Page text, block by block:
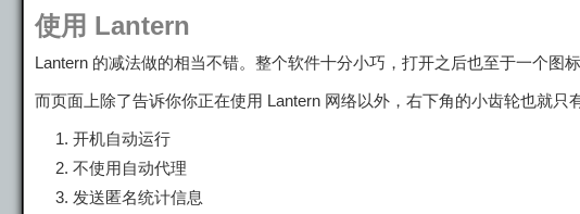
使用 Lantern
Lantern 的减法做的相当不错。整个软件十分小巧，打开之后也至于一个图
而页面上除了告诉你你正在使用 Lantern 网络以外，右下角的小齿轮也就只
开机自动运行
不使用自动代理
发送匿名统计信息